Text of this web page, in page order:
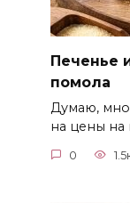
Печенье
помола
Думаю,
на цены на
0